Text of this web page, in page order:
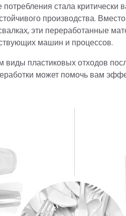
стала
производства.
эти переработанные
машин и процессов.
виды пластиковых отходов
может помочь вам